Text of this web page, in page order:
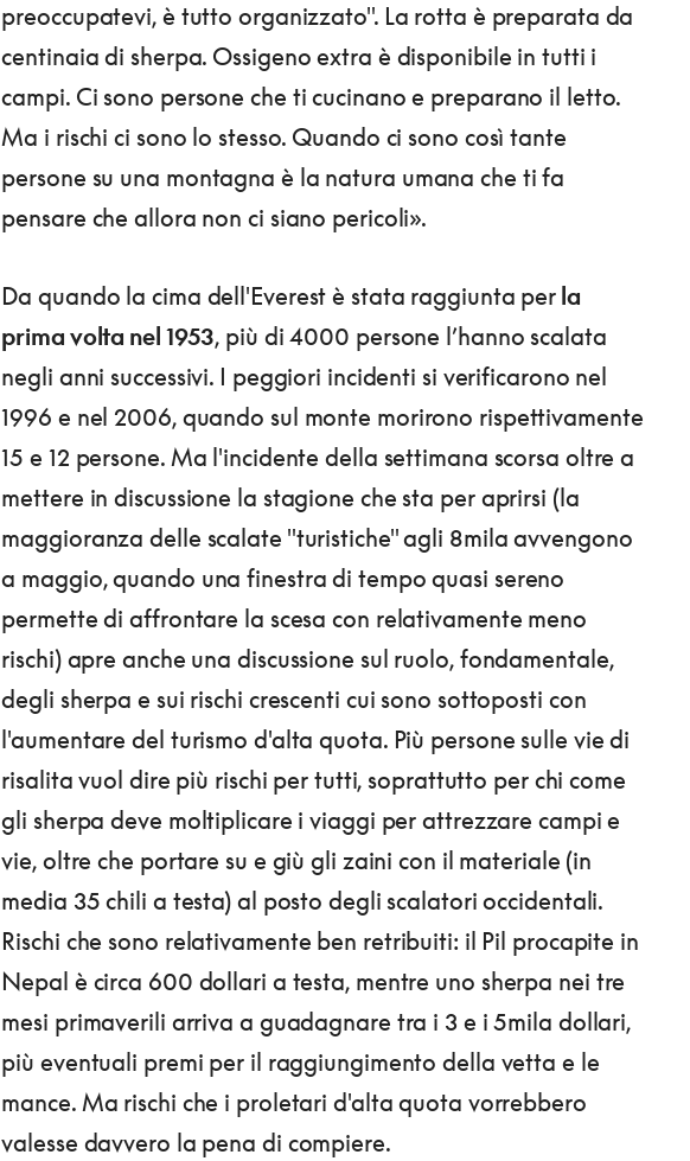
preoccupatevi, è tutto organizzato". La rotta è preparata da
centinaia di sherpa. Ossigeno extra è disponibile in tutti i
campi. Ci sono persone che ti cucinano e preparano il letto.
Ma i rischi ci sono lo stesso. Quando ci sono così tante
persone su una montagna è la natura umana che ti fa
pensare che allora non ci siano pericoli».
Da quando la cima dell'Everest è stata raggiunta per la
prima volta nel 1953, più di 4000 persone l’hanno scalata
negli anni successivi. I peggiori incidenti si verificarono nel
1996 e nel 2006, quando sul monte morirono rispettivamente
15 e 12 persone. Ma l'incidente della settimana scorsa oltre a
mettere in discussione la stagione che sta per aprirsi (la
maggioranza delle scalate "turistiche" agli 8mila avvengono
a maggio, quando una finestra di tempo quasi sereno
permette di affrontare la scesa con relativamente meno
rischi) apre anche una discussione sul ruolo, fondamentale,
degli sherpa e sui rischi crescenti cui sono sottoposti con
l'aumentare del turismo d'alta quota. Più persone sulle vie di
risalita vuol dire più rischi per tutti, soprattutto per chi come
gli sherpa deve moltiplicare i viaggi per attrezzare campi e
vie, oltre che portare su e giù gli zaini con il materiale (in
media 35 chili a testa) al posto degli scalatori occidentali.
Rischi che sono relativamente ben retribuiti: il Pil procapite in
Nepal è circa 600 dollari a testa, mentre uno sherpa nei tre
mesi primaverili arriva a guadagnare tra i 3 e i 5mila dollari,
più eventuali premi per il raggiungimento della vetta e le
mance. Ma rischi che i proletari d'alta quota vorrebbero
valesse davvero la pena di compiere.